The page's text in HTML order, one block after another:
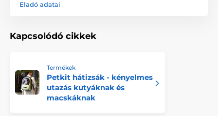
Eladó adatai
Kapcsolódó cikkek
Termékek
Petkit hátizsák - kényelmes
utazás kutyáknak és
macskáknak